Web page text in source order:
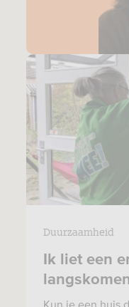
Ik liet een
Duurzaamheid
Kun je een huis